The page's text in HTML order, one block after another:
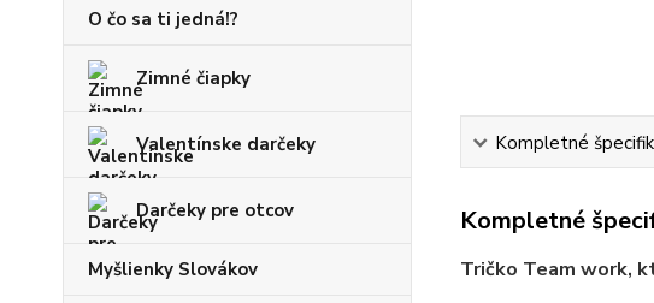
O čo sa ti jedná!?
Zimné čiapky
Valentínske darčeky
Darčeky pre otcov
Myšlienky Slovákov
Kompletné
Kompletné
Tričko Team work,